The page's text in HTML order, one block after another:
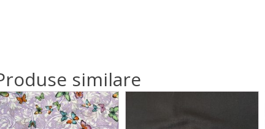
similare